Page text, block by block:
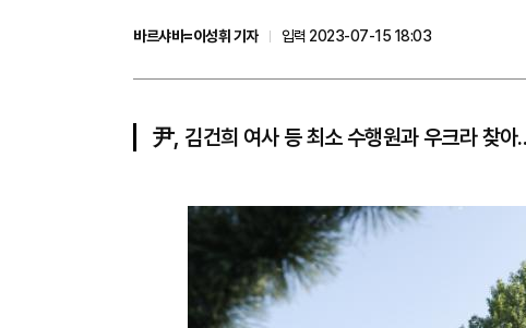
바르샤바=이성휘 기자
입력 2023-07-15 18:03
尹, 김건희 여사 등 최소 수행원과 우크라 찾아